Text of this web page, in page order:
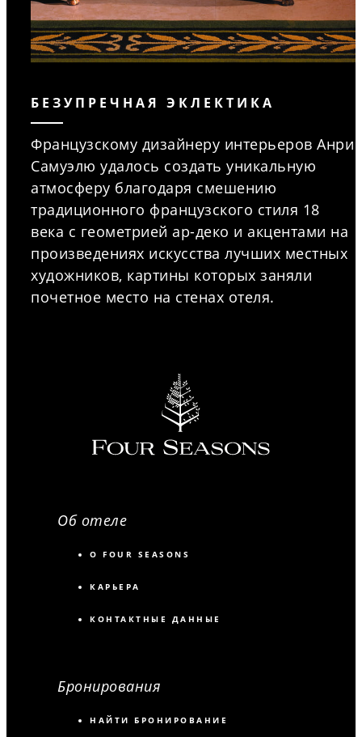
БЕЗУПРЕЧНАЯ ЭКЛЕКТИКА
Французскому дизайнеру интерьеров Анри
Самуэлю удалось создать уникальную
атмосферу благодаря смешению
традиционного французского стиля 18
века с геометрией ар-деко и акцентами на
произведениях искусства лучших местных
художников, картины которых заняли
почетное место на стенах отеля.
Об отеле
О FOUR SEASONS
КАРЬЕРА
КОНТАКТНЫЕ ДАННЫЕ
Бронирования
НАЙТИ БРОНИРОВАНИЕ